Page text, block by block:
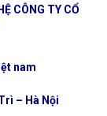
CÔNG TY CỔ
nam
– Hà Nội